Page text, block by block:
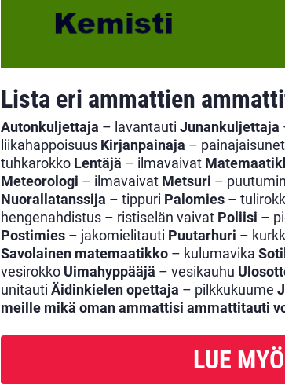
Lista eri ammattien
Autonkuljettaja – lavantauti Junankuljettaja
liikahappoisuus Kirjanpainaja – painajaisunet
tuhkarokko Lentäjä – ilmavaivat
Meteorologi – ilmavaivat Metsuri –
Nuorallatanssija – tippuri Palomies –
hengenahdistus – ristiselän vaivat Poliisi –
Postimies – jakomielitauti Puutarhuri –
Savolainen matemaatikko – kulumavika
vesirokko Uimahyppääjä – vesikauhu
unitauti Äidinkielen opettaja – pilkkukuume
meille mikä oman ammattisi ammattitauti
LUE